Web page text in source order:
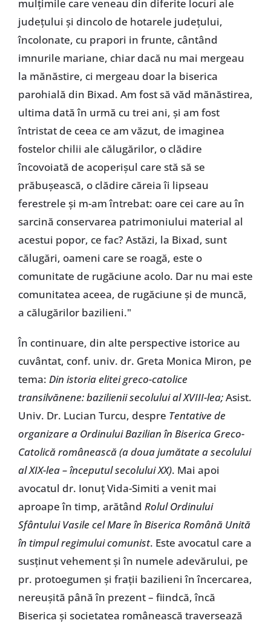
mulțimile care veneau din diferite locuri ale
județului și dincolo de hotarele județului,
încolonate, cu prapori in frunte, cântând
imnurile mariane, chiar dacă nu mai mergeau
la mănăstire, ci mergeau doar la biserica
parohială din Bixad. Am fost să văd mănăstirea,
ultima dată în urmă cu trei ani, și am fost
întristat de ceea ce am văzut, de imaginea
fostelor chilii ale călugărilor, o clădire
încovoiată de acoperișul care stă să se
prăbușească, o clădire căreia îi lipseau
ferestrele și m-am întrebat: oare cei care au în
sarcină conservarea patrimoniului material al
acestui popor, ce fac? Astăzi, la Bixad, sunt
călugări, oameni care se roagă, este o
comunitate de rugăciune acolo. Dar nu mai este
comunitatea aceea, de rugăciune și de muncă,
a călugărilor bazilieni."
În continuare, din alte perspective istorice au
cuvântat, conf. univ. dr. Greta Monica Miron, pe
tema: Din istoria elitei greco-catolice
transilvănene: bazilienii secolului al XVIII-lea;Asist.
Univ. Dr. Lucian Turcu, despre Tentative de
organizare a Ordinului Bazilian în Biserica Greco-
Catolică românească (a doua jumătate a secolului
al XIX-lea – începutul secolului XX). Mai apoi
avocatul dr. Ionuț Vida-Simiti a venit mai
aproape în timp, arătând Rolul Ordinului
Sfântului Vasile cel Mare în Biserica Română Unită
în timpul regimului comunist. Este avocatul care a
susținut vehement și în numele adevărului, pe
pr. protoegumen și frații bazilieni în încercarea,
nereușită până în prezent – fiindcă, încă
Biserica și societatea românească traversează